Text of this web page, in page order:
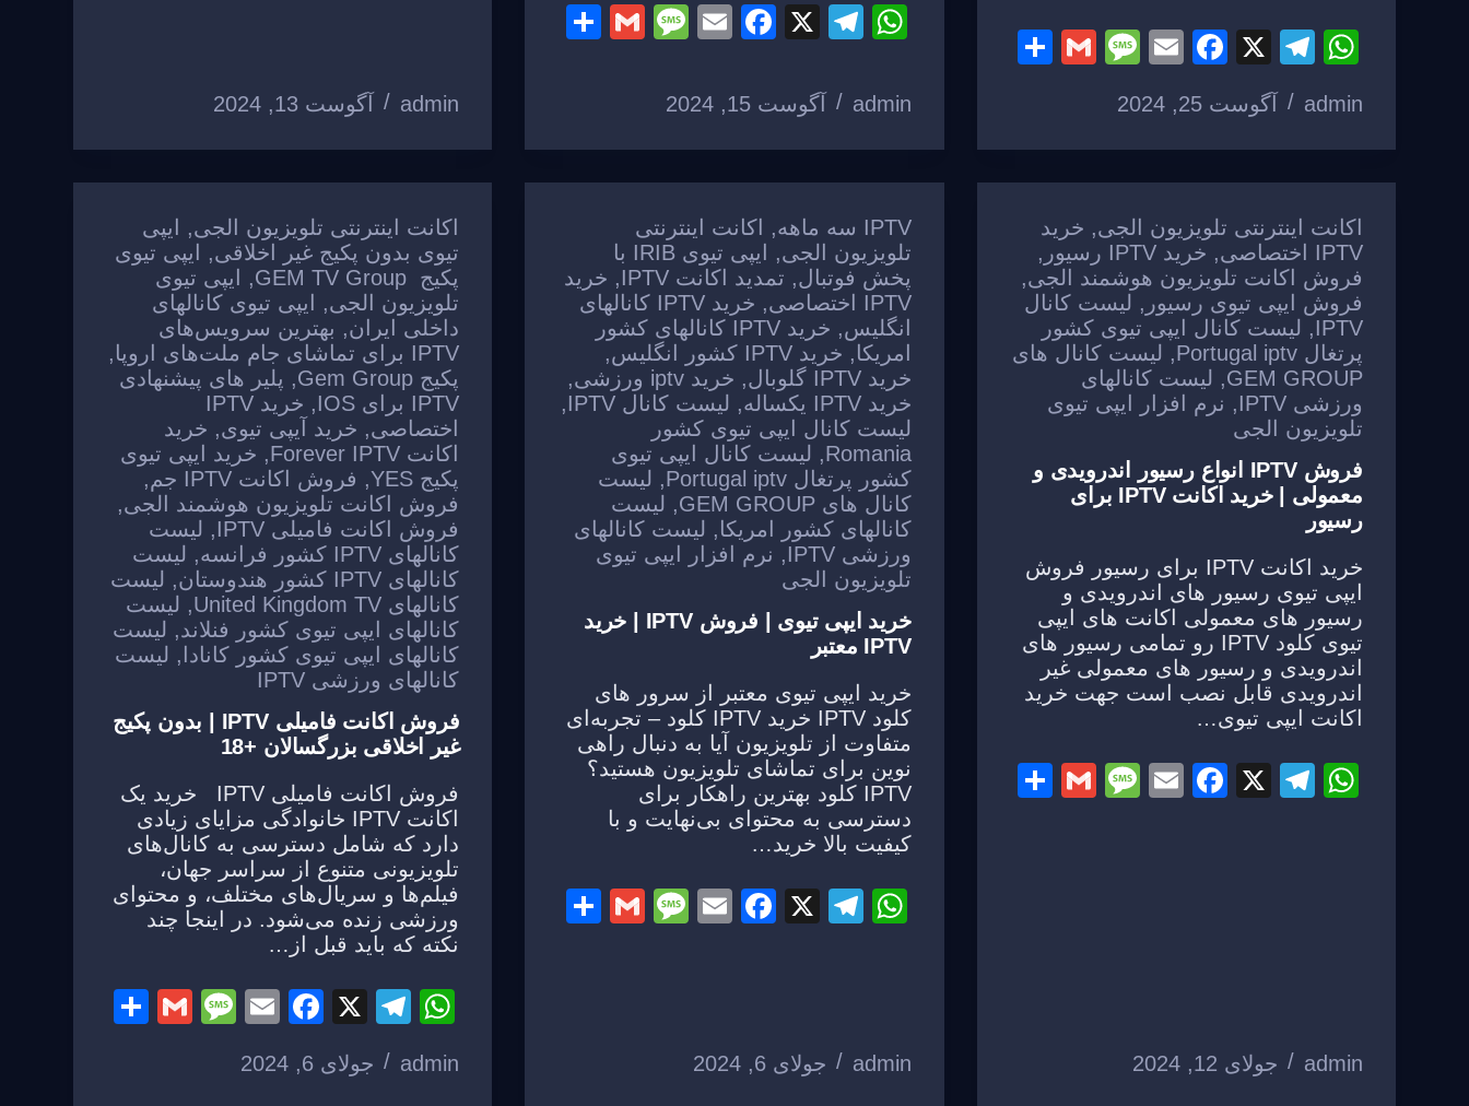
W
at
s
A
p
p
T
el
e
gr
a
m
X
F
c
e
b
o
o
k
E
ail
M
a
g
e
G
e
admin آگوست 25, 2024
W
at
A
p
p
T
e
gr
a
m
X
F
c
e
b
o
o
k
E
ail
M
g
e
G
admin آگوست 15, 2024
p
p
a
m
b
o
o
k
admin آگوست 13, 2024
اکانت اینترنتی تلویزیون الجی, خرید
IPTV اختصاصی
, خرید IPTV رسیور
,
فروش اکانت تلویزیون هوشمند الجی,
فروش ایپی تیوی رسیور , لیست کانال
IPTV
, لیست کانال ایپی تیوی کشور
پرتغال Portugal iptv
, لیست کانال های
GEM GROUP
, لیست کانالهای
ورزشی IPTV
, نرم افزار ایپی تیوی
تلویزیون الجی
فروش IPTV انواع رسیور اندرویدی و
معمولی | خرید اکانت IPTV برای
رسیور
خرید اکانت IPTV برای رسیور فروش
ایپی تیوی رسیور های اندرویدی و
رسیور های معمولی اکانت های ایپی
تیوی کلود IPTV رو تمامی رسیور های
اندرویدی و رسیور های معمولی غیر
اندرویدی قابل نصب است جهت خرید
اکانت ایپی تیوی…
W
T
X
F
E
M
G
admin جولای 12, 2024
IPTV سه ماهه , اکانت اینترنتی
تلویزیون الجی,
ایپی تیوی IRIB با
پخش فوتبال, تمدید اکانت IPTV , خرید
IPTV اختصاصی
,
خرید IPTV کانالهای
انگلیس,
خرید IPTV کانالهای کشور
امریکا, خرید IPTV کشور انگلیس
,
خرید IPTV گلوبال
, خرید iptv ورزشی
,
خرید IPTV یکساله
, لیست کانال IPTV
,
لیست کانال ایپی تیوی کشور
Romania
, لیست کانال ایپی تیوی
کشور پرتغال Portugal iptv
, لیست
کانال های GEM GROUP
, لیست
کانالهای کشور امریکا, لیست کانالهای
ورزشی IPTV
, نرم افزار ایپی تیوی
تلویزیون الجی
خرید ایپی تیوی | فروش IPTV | خرید
IPTV معتبر
خرید ایپی تیوی معتبر از سرور های
کلود IPTV خرید IPTV کلود – تجربه‌ای
متفاوت از تلویزیون آیا به دنبال راهی
نوین برای تماشای تلویزیون هستید؟
IPTV کلود بهترین راهکار برای
دسترسی به محتوای بی‌نهایت و با
کیفیت بالا خرید…
W
p
T
m
X
F
b
o
E
M
G
admin جولای 6, 2024
اکانت اینترنتی تلویزیون الجی, ایپی
تیوی بدون پکیج غیر اخلاقی, ایپی تیوی
پکیج GEM TV Group
, ایپی تیوی
تلویزیون الجی, ایپی تیوی کانالهای
داخلی ایران, بهترین سرویس‌های
IPTV برای تماشای جام ملت‌های اروپا
,
پکیج Gem Group
, پلیر های پیشنهادی
IPTV برای IOS
,
خرید IPTV
اختصاصی, خرید آیپی تیوی, خرید
اکانت Forever IPTV
, خرید ایپی تیوی
پکیج YES
, فروش اکانت IPTV جم
,
فروش اکانت تلویزیون هوشمند الجی,
فروش اکانت فامیلی IPTV
, لیست
کانالهای IPTV کشور فرانسه
, لیست
کانالهای IPTV کشور هندوستان
, لیست
کانالهای United Kingdom TV
, لیست
کانالهای ایپی تیوی کشور فنلاند, لیست
کانالهای ایپی تیوی کشور کانادا, لیست
کانالهای ورزشی IPTV
فروش اکانت فامیلی IPTV | بدون پکیج
غیر اخلاقی بزرگسالان +18
فروش اکانت فامیلی IPTV خرید یک
اکانت IPTV خانوادگی مزایای زیادی
دارد که شامل دسترسی به کانال‌های
تلویزیونی متنوع از سراسر جهان،
فیلم‌ها و سریال‌های مختلف، و محتوای
ورزشی زنده می‌شود. در اینجا چند
نکته که باید قبل از…
W
at
T
e
X
F
c
E
ail
M
G
admin جولای 6, 2024